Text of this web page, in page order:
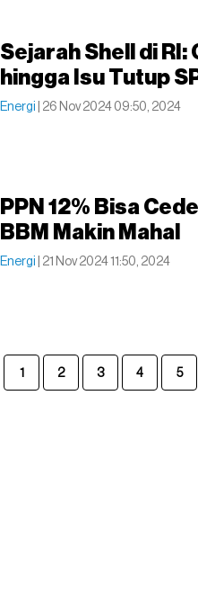
Sejarah Shell di
hingga Isu Tutup
Energi | 26 Nov 2024 09:50, 2024
PPN 12% Bisa
BBM Makin Mahal
Energi | 21 Nov 2024 11:50, 2024
1 2 3 4 5